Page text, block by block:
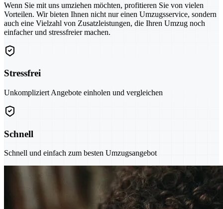
Wenn Sie mit uns umziehen möchten, profitieren Sie von vielen
Vorteilen. Wir bieten Ihnen nicht nur einen Umzugsservice, sondern
auch eine Vielzahl von Zusatzleistungen, die Ihren Umzug noch
einfacher und stressfreier machen.
Stressfrei
Unkompliziert Angebote einholen und vergleichen
Schnell
Schnell und einfach zum besten Umzugsangebot